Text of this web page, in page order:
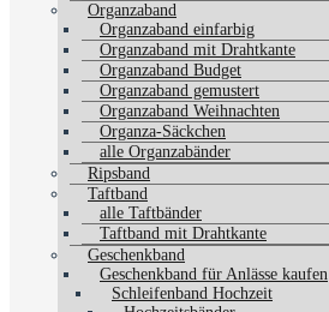
Organzaband
Organzaband einfarbig
Organzaband mit Drahtkante
Organzaband Budget
Organzaband gemustert
Organzaband Weihnachten
Organza-Säckchen
alle Organzabänder
Ripsband
Taftband
alle Taftbänder
Taftband mit Drahtkante
Geschenkband
Geschenkband für Anlässe kaufen
Schleifenband Hochzeit